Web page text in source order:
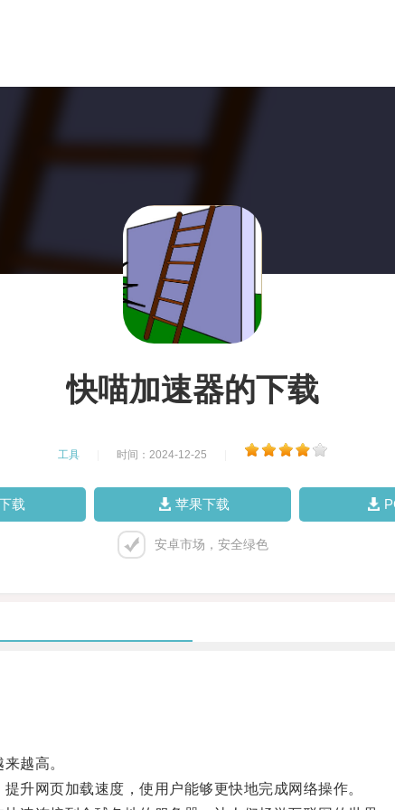
快喵加速器的下载
工具 时间：2024-12-25
载 苹果下载
安卓市场，安全绿色
越高。
网页加载速度，使用户能够更快地完成网络操作。